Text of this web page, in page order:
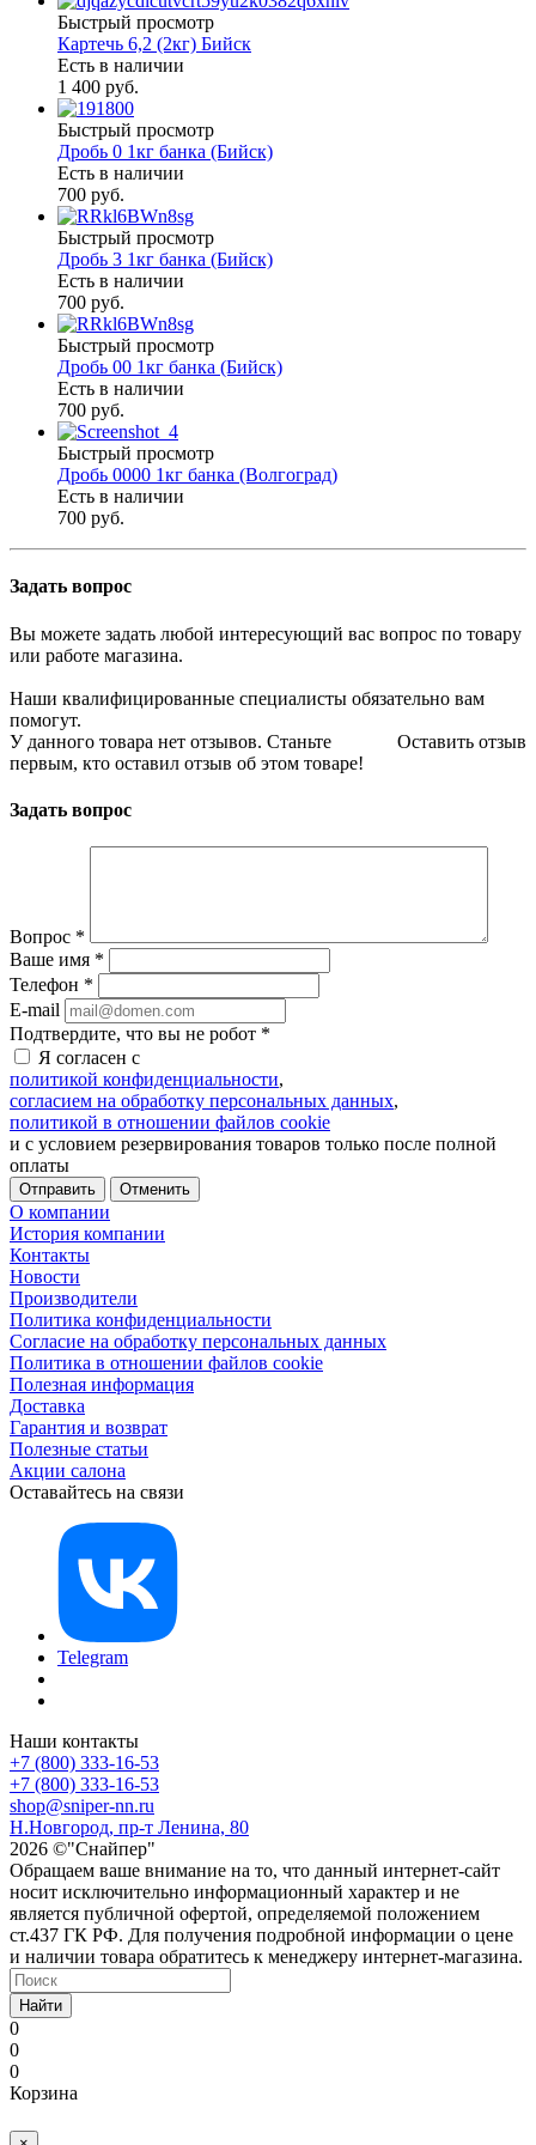
Быстрый просмотр
Картечь 6,2 (2кг) Бийск
Есть в наличии
1 400 руб.
Быстрый просмотр
Дробь 0 1кг банка (Бийск)
Есть в наличии
700 руб.
Быстрый просмотр
Дробь 3 1кг банка (Бийск)
Есть в наличии
700 руб.
Быстрый просмотр
Дробь 00 1кг банка (Бийск)
Есть в наличии
700 руб.
Быстрый просмотр
Дробь 0000 1кг банка (Волгоград)
Есть в наличии
700 руб.
Задать вопрос
Вы можете задать любой интересующий вас вопрос по товару
или работе магазина.
Наши квалифицированные специалисты обязательно вам
помогут.
Оставить отзыв
У данного товара нет отзывов. Станьте
первым, кто оставил отзыв об этом товаре!
Задать вопрос
Вопрос *
Ваше имя *
Телефон *
E-mail
Подтвердите, что вы не робот *
Я согласен с
политикой конфиденциальности,
согласием на обработку персональных данных,
политикой в отношении файлов cookie
и с условием резервирования товаров только после полной
оплаты
Отменить
О компании
История компании
Контакты
Новости
Производители
Политика конфиденциальности
Согласие на обработку персональных данных
Политика в отношении файлов cookie
Полезная информация
Доставка
Гарантия и возврат
Полезные статьи
Акции салона
Оставайтесь на связи
Telegram
Наши контакты
+7 (800) 333-16-53
+7 (800) 333-16-53
shop@sniper-nn.ru
Н.Новгород, пр-т Ленина, 80
2026 ©"Снайпер"
Обращаем ваше внимание на то, что данный интернет-сайт
носит исключительно информационный характер и не
является публичной офертой, определяемой положением
ст.437 ГК РФ. Для получения подробной информации о цене
и наличии товара обратитесь к менеджеру интернет-магазина.
Найти
0
0
0
Корзина